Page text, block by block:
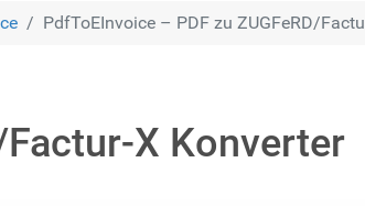
PdfToEInvoice – PDF zu ZUGFeRD/
Factur-X Konverter